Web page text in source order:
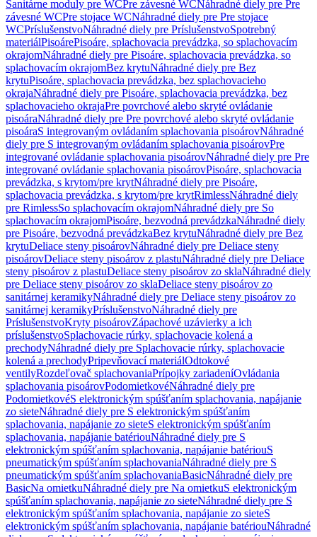
Sanitárne moduly pre WCPre závesné WCNáhradné diely pre Pre
závesné WCPre stojace WCNáhradné diely pre Pre stojace
WCPríslušenstvoNáhradné diely pre PríslušenstvoSpotrebný
materiálPisoárePisoáre, splachovacia prevádzka, so splachovacím
okrajomNáhradné diely pre Pisoáre, splachovacia prevádzka, so
splachovacím okrajomBez krytuNáhradné diely pre Bez
krytuPisoáre, splachovacia prevádzka, bez splachovacieho
okrajaNáhradné diely pre Pisoáre, splachovacia prevádzka, bez
splachovacieho okrajaPre povrchové alebo skryté ovládanie
pisoáraNáhradné diely pre Pre povrchové alebo skryté ovládanie
pisoáraS integrovaným ovládaním splachovania pisoárovNáhradné
diely pre S integrovaným ovládaním splachovania pisoárovPre
integrované ovládanie splachovania pisoárovNáhradné diely pre Pre
integrované ovládanie splachovania pisoárovPisoáre, splachovacia
prevádzka, s krytom/pre krytNáhradné diely pre Pisoáre,
splachovacia prevádzka, s krytom/pre krytRimlessNáhradné diely
pre RimlessSo splachovacím okrajomNáhradné diely pre So
splachovacím okrajomPisoáre, bezvodná prevádzkaNáhradné diely
pre Pisoáre, bezvodná prevádzkaBez krytuNáhradné diely pre Bez
krytuDeliace steny pisoárovNáhradné diely pre Deliace steny
pisoárovDeliace steny pisoárov z plastuNáhradné diely pre Deliace
steny pisoárov z plastuDeliace steny pisoárov zo sklaNáhradné diely
pre Deliace steny pisoárov zo sklaDeliace steny pisoárov zo
sanitárnej keramikyNáhradné diely pre Deliace steny pisoárov zo
sanitárnej keramikyPríslušenstvoNáhradné diely pre
PríslušenstvoKryty pisoárovZápachové uzávierky a ich
príslušenstvoSplachovacie rúrky, splachovacie kolená a
prechodyNáhradné diely pre Splachovacie rúrky, splachovacie
kolená a prechodyPripevňovací materiálOdtokové
ventilyRozdeľovač splachovaniaPrípojky zariadeníOvládania
splachovania pisoárovPodomietkovéNáhradné diely pre
PodomietkovéS elektronickým spúšťaním splachovania, napájanie
zo sieteNáhradné diely pre S elektronickým spúšťaním
splachovania, napájanie zo sieteS elektronickým spúšťaním
splachovania, napájanie batériouNáhradné diely pre S
elektronickým spúšťaním splachovania, napájanie batériouS
pneumatickým spúšťaním splachovaniaNáhradné diely pre S
pneumatickým spúšťaním splachovaniaBasicNáhradné diely pre
BasicNa omietkuNáhradné diely pre Na omietkuS elektronickým
spúšťaním splachovania, napájanie zo sieteNáhradné diely pre S
elektronickým spúšťaním splachovania, napájanie zo sieteS
elektronickým spúšťaním splachovania, napájanie batériouNáhradné